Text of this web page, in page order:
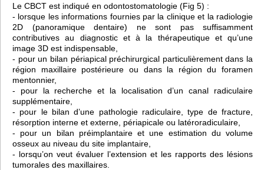
Le CBCT est indiqué en odontostomatologie (Fig 5) :
- lorsque les informations fournies par la clinique et la radiologie
2D (panoramique dentaire) ne sont pas suffisamment
contributives au diagnostic et à la thérapeutique et qu’une
image 3D est indispensable,
- pour un bilan périapical préchirurgical particulièrement dans la
région maxillaire postérieure ou dans la région du foramen
mentonnier,
- pour la recherche et la localisation d’un canal radiculaire
supplémentaire,
- pour le bilan d’une pathologie radiculaire, type de fracture,
résorption interne et externe, périapicale ou latéroradiculaire,
- pour un bilan préimplantaire et une estimation du volume
osseux au niveau du site implantaire,
- lorsqu’on veut évaluer l’extension et les rapports des lésions
tumorales des maxillaires.